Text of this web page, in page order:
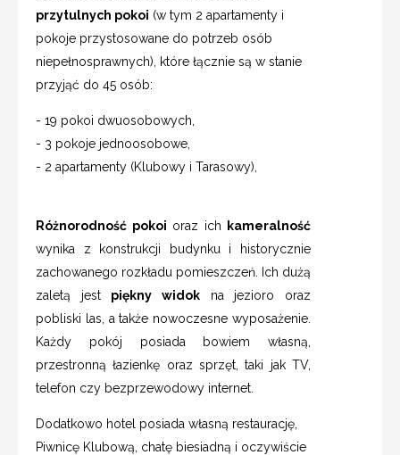
przytulnych pokoi (w tym 2 apartamenty i
pokoje przystosowane do potrzeb osób
niepełnosprawnych), które łącznie są w stanie
przyjąć do 45 osób:
- 19 pokoi dwuosobowych,
- 3 pokoje jednoosobowe,
- 2 apartamenty (Klubowy i Tarasowy),
Różnorodność pokoi oraz ich
kameralność
wynika z konstrukcji budynku i historycznie
zachowanego rozkładu pomieszczeń. Ich dużą
zaletą jest piękny widok na jezioro oraz
pobliski las, a także nowoczesne wyposażenie.
Każdy pokój posiada bowiem własną,
przestronną łazienkę oraz sprzęt, taki jak TV,
telefon czy bezprzewodowy internet.
Dodatkowo hotel posiada własną restaurację,
Piwnicę Klubową, chatę biesiadną i oczywiście